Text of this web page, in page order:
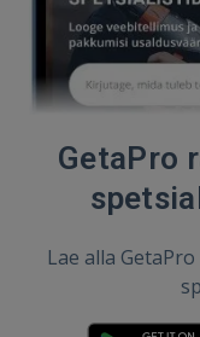
GetaPro
Lae alla